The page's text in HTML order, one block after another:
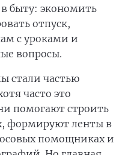
быту: экономить
отпуск,
с уроками и
вопросы.
стали частью
часто это
помогают строить
формируют ленты в
помощниках и